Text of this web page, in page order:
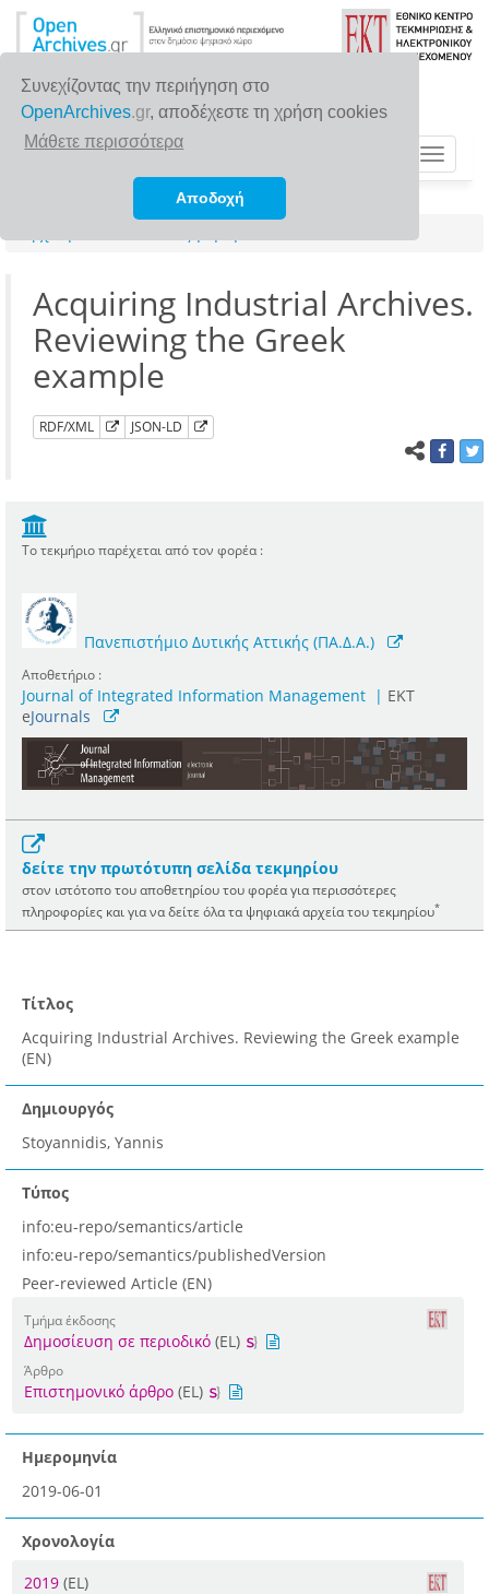
Συνεχίζοντας την περιήγηση στο
OpenArchives.gr, αποδέχεστε τη χρήση cookies
Μάθετε περισσότερα
Αποδοχή
Toggle
Acquiring Industrial Archives.
Reviewing the Greek
example
RDF/XML JSON-LD
Το τεκμήριο παρέχεται από τον φορέα :
Πανεπιστήμιο Δυτικής Αττικής (ΠΑ.Δ.Α.)
Αποθετήριο :
Journal of Integrated Information Management | ΕΚΤ
eJournals
δείτε την πρωτότυπη σελίδα τεκμηρίου
στον ιστότοπο του αποθετηρίου του φορέα για περισσότερες
πληροφορίες και για να δείτε όλα τα ψηφιακά αρχεία του τεκμηρίου*
Τίτλος
Acquiring Industrial Archives. Reviewing the Greek example
(EN)
Δημιουργός
Stoyannidis, Yannis
Τύπος
info:eu-repo/semantics/article
info:eu-repo/semantics/publishedVersion
Peer-reviewed Article (EN)
Τμήμα έκδοσης
Δημοσίευση σε περιοδικό (EL)
Άρθρο
Επιστημονικό άρθρο (EL)
Ημερομηνία
2019-06-01
Χρονολογία
2019 (EL)